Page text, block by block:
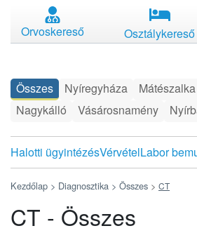
Orvoskereső Osztálykereső
Összes Nyíregyháza Mátészalka
Nagykálló
Vásárosnamény
Halotti ügyintézésVérvételLabor
Kezdőlap > Diagnosztika > Összes > CT
CT - Összes